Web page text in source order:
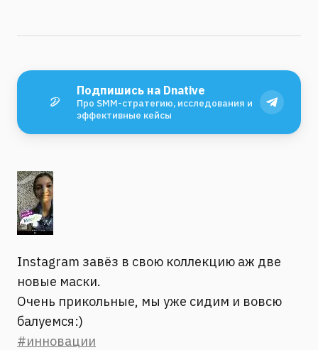
Подпишись на Dnative
Про SMM-стратегию, исследования и
эффективные кейсы
Instagram завёз в свою коллекцию аж две
новые маски.
Очень прикольные, мы уже сидим и вовсю
балуемся:)
#инновации